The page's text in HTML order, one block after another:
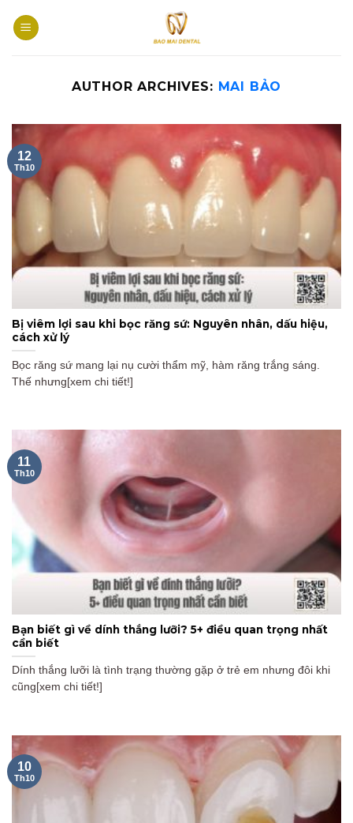
AUTHOR ARCHIVES: MAI BẢO
Bị viêm lợi sau khi bọc răng sứ: Nguyên nhân, dấu hiệu,
cách xử lý
Bọc răng sứ mang lại nụ cười thẩm mỹ, hàm răng trắng sáng.
Thế nhưng[xem chi tiết!]
12
Th10
Bạn biết gì về dính thắng lưỡi? 5+ điều quan trọng nhất
cần biết
Dính thắng lưỡi là tình trạng thường gặp ở trẻ em nhưng đôi khi
cũng[xem chi tiết!]
11
Th10
10
Th10